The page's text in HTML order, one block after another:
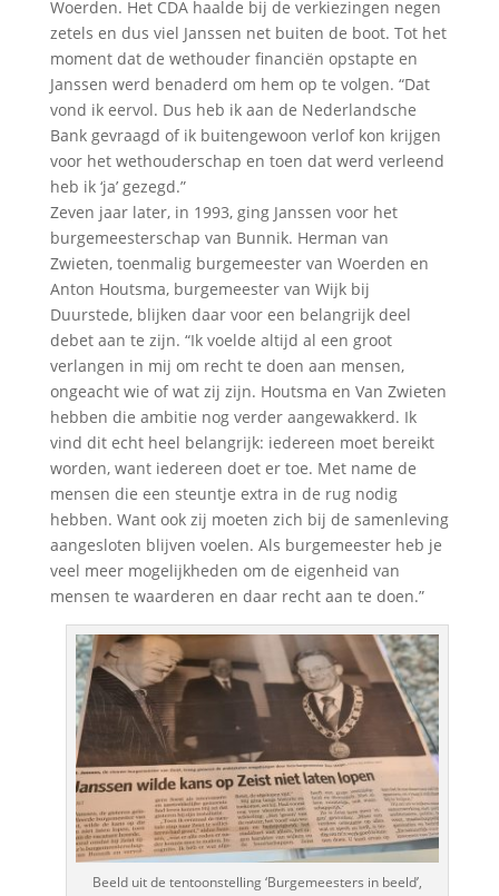
Woerden. Het CDA haalde bij de verkiezingen negen
zetels en dus viel Janssen net buiten de boot. Tot het
moment dat de wethouder financiën opstapte en
Janssen werd benaderd om hem op te volgen. “Dat
vond ik eervol. Dus heb ik aan de Nederlandsche
Bank gevraagd of ik buitengewoon verlof kon krijgen
voor het wethouderschap en toen dat werd verleend
heb ik ‘ja’ gezegd.”
Zeven jaar later, in 1993, ging Janssen voor het
burgemeesterschap van Bunnik. Herman van
Zwieten, toenmalig burgemeester van Woerden en
Anton Houtsma, burgemeester van Wijk bij
Duurstede, blijken daar voor een belangrijk deel
debet aan te zijn. “Ik voelde altijd al een groot
verlangen in mij om recht te doen aan mensen,
ongeacht wie of wat zij zijn. Houtsma en Van Zwieten
hebben die ambitie nog verder aangewakkerd. Ik
vind dit echt heel belangrijk: iedereen moet bereikt
worden, want iedereen doet er toe. Met name de
mensen die een steuntje extra in de rug nodig
hebben. Want ook zij moeten zich bij de samenleving
aangesloten blijven voelen. Als burgemeester heb je
veel meer mogelijkheden om de eigenheid van
mensen te waarderen en daar recht aan te doen.”
Beeld uit de tentoonstelling ‘Burgemeesters in beeld’,